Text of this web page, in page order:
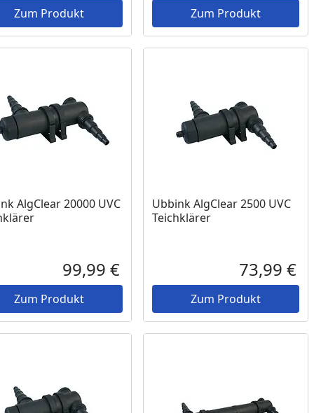
Zum Produkt Zum Produkt
Preis
AlgClear 20000 UVC
Aktueller Preis
99,99 €
Zum Produkt
Ubbink AlgClear 2500 UVC
Teichklärer
73,99 €
Zum Produkt